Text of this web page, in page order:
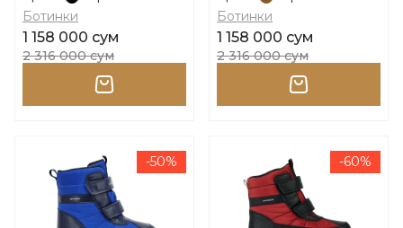
Ботинки
1 158 000 сум
2 316 000 сум
Ботинки
1 158 000 сум
2 316 000 сум
-50% -60%